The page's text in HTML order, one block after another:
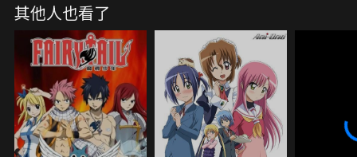
其他人也看了